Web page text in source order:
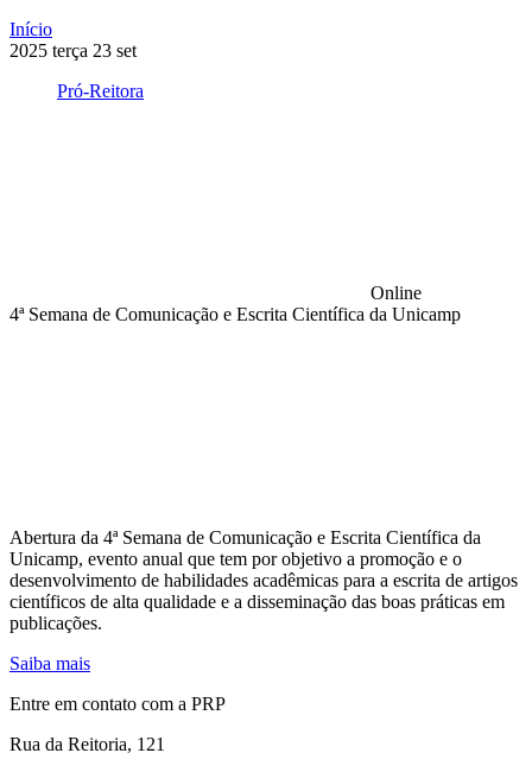
Início
2025 terça 23 set
Pró-Reitora
Online
4ª Semana de Comunicação e Escrita Científica da Unicamp
Abertura da 4ª Semana de Comunicação e Escrita Científica da
Unicamp, evento anual que tem por objetivo a promoção e o
desenvolvimento de habilidades acadêmicas para a escrita de artigos
científicos de alta qualidade e a disseminação das boas práticas em
publicações.
Saiba mais
Entre em contato com a PRP
Rua da Reitoria, 121